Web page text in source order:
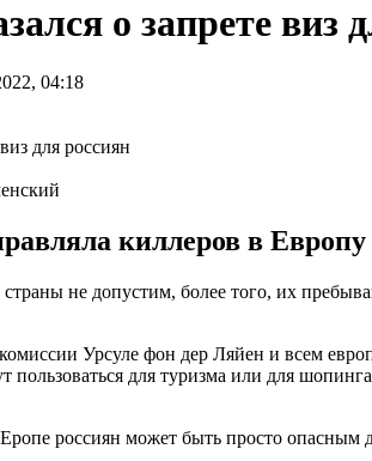
о запрете виз
04:18
киллеров в
не допустим, более того, их
Урсуле фон дер Ляйен и всем
пользоваться для туризма или для
россиян может быть просто опасным